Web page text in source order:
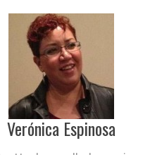
Verónica Espinosa